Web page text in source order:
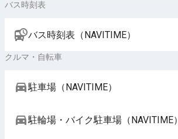
バス時刻表
バス時刻表（NAVITIME）
クルマ・自転車
駐車場（NAVITIME）
駐輪場・バイク駐車場（NAVITIME）